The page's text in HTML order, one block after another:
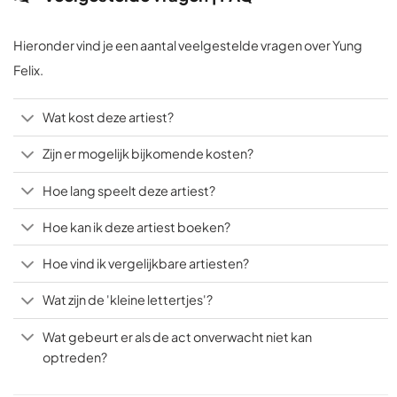
Hieronder vind je een aantal veelgestelde vragen over Yung
Felix.
Wat kost deze artiest?
Zijn er mogelijk bijkomende kosten?
Hoe lang speelt deze artiest?
Hoe kan ik deze artiest boeken?
Hoe vind ik vergelijkbare artiesten?
Wat zijn de 'kleine lettertjes'?
Wat gebeurt er als de act onverwacht niet kan
optreden?